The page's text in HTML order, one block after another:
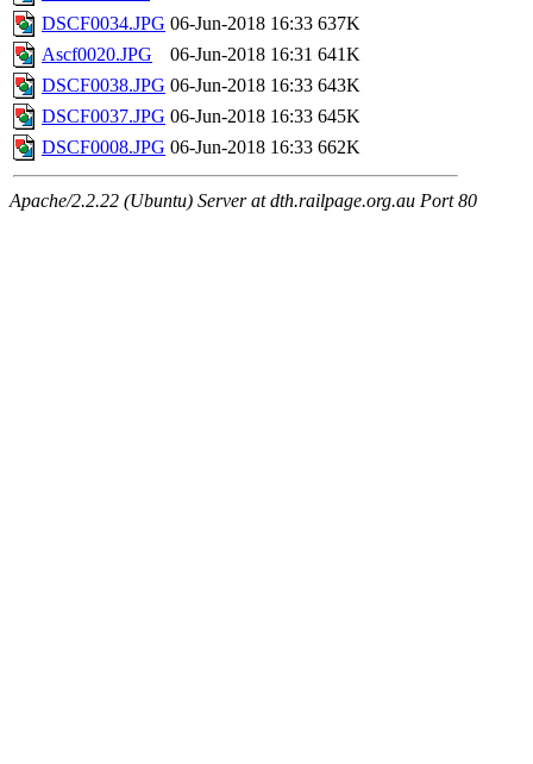
DSCF0034.JPG 06-Jun-2018 16:33 637K
Ascf0020.JPG
06-Jun-2018 16:31 641K
DSCF0038.JPG 06-Jun-2018 16:33 643K
DSCF0037.JPG 06-Jun-2018 16:33 645K
DSCF0008.JPG 06-Jun-2018 16:33 662K
Apache/2.2.22 (Ubuntu) Server at dth.railpage.org.au Port 80